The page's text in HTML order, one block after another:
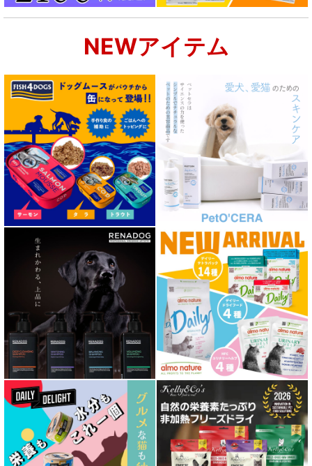
肝臓ケア対応ドッグフード
肥満ケア対応 フード for DOG
泌尿器ケア対応 フード for DOG
胃腸ケア対応 フード for DOG
口腔内・喉ケア対応商品 犬用
心臓ケア対応ドッグフード
皮膚・被毛ケア対応 フード for DOG
低脂肪 ドライフード for DOG
特集 ドッグフードの涙やけ対策
特集 穀物不使用 ドッグフード（ドライ）
NEWアイテム